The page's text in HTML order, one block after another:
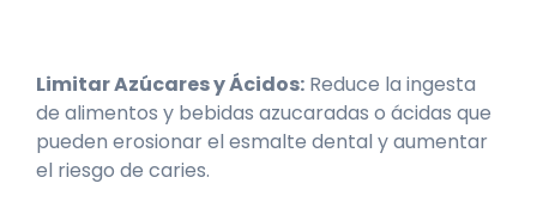
Limitar Azúcares y Ácidos: Reduce la ingesta
de alimentos y bebidas azucaradas o ácidas que
pueden erosionar el esmalte dental y aumentar
el riesgo de caries.